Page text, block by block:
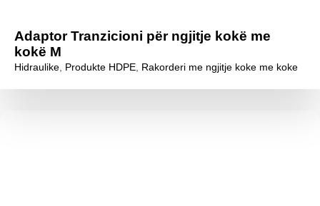
Adaptor Tranzicioni për ngjitje kokë me
kokë M
Hidraulike Produkte HDPE Rakorderi me ngjitje koke me koke